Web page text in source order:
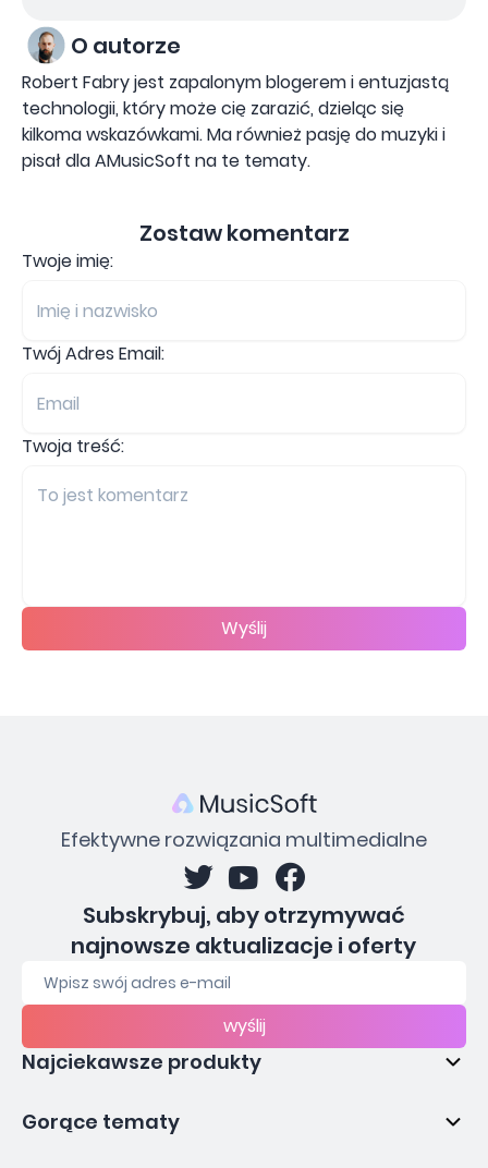
O autorze
Robert Fabry jest zapalonym blogerem i entuzjastą
technologii, który może cię zarazić, dzieląc się
kilkoma wskazówkami. Ma również pasję do muzyki i
pisał dla AMusicSoft na te tematy.
Zostaw komentarz
Twoje imię:
Twój Adres Email:
Twoja treść:
Wyślij
Efektywne rozwiązania multimedialne
Subskrybuj, aby otrzymywać
najnowsze aktualizacje i oferty
wyślij
Najciekawsze produkty
Gorące tematy